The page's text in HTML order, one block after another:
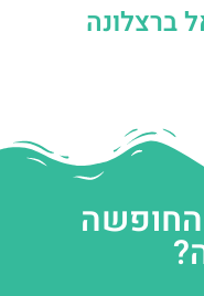
ברצלונה
החופשה